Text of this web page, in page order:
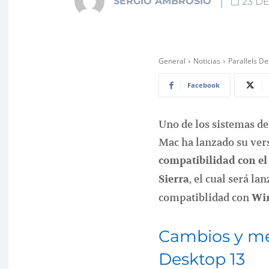
General Noticias Parallels
Facebook
Uno de los sistemas
Mac ha lanzado su
compatibilidad con el
Sierra, el cual será
compatiblidad con
Cambios y
Desktop 13